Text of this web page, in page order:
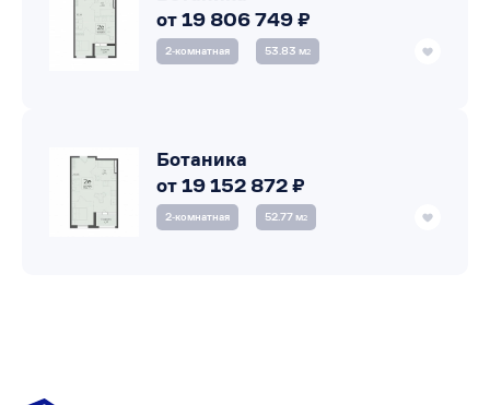
от 19 806 749 ₽
2‑комнатная 53.83 м2
Ботаника
от 19 152 872 ₽
2‑комнатная 52.77 м2